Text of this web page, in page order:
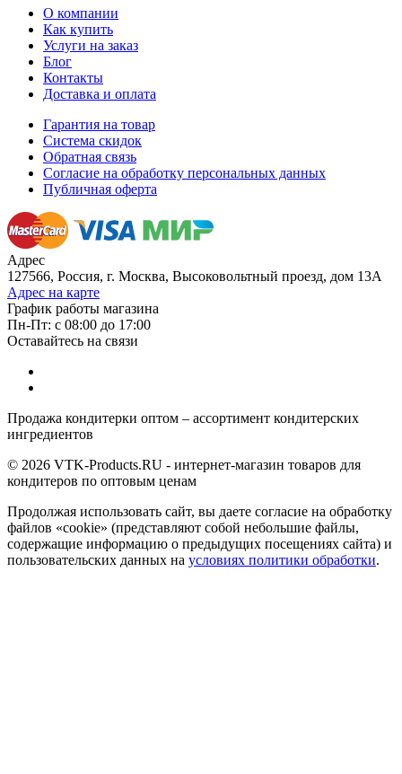
О компании
Как купить
Услуги на заказ
Блог
Контакты
Доставка и оплата
Гарантия на товар
Система скидок
Обратная связь
Согласие на обработку персональных данных
Публичная оферта
Адрес
127566, Россия, г. Москва, Высоковольтный проезд, дом 13А
Адрес на карте
График работы магазина
Пн-Пт: с 08:00 до 17:00
Оставайтесь на связи
Продажа кондитерки оптом – ассортимент кондитерских
ингредиентов
© 2026 VTK-Products.RU - интернет-магазин товаров для
кондитеров по оптовым ценам
Продолжая использовать сайт, вы даете согласие на обработку
файлов «cookie» (представляют собой небольшие файлы,
содержащие информацию о предыдущих посещениях сайта) и
пользовательских данных на условиях политики обработки.